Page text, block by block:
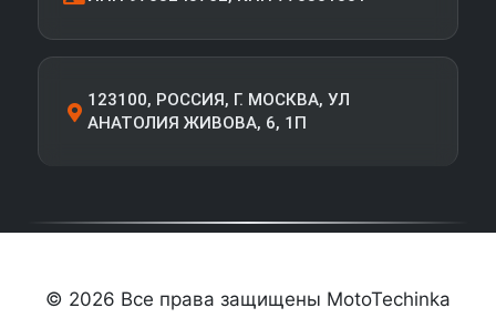
123100, РОССИЯ, Г. МОСКВА, УЛ
АНАТОЛИЯ ЖИВОВА, 6, 1П
© 2026 Все права защищены MotoTechinka